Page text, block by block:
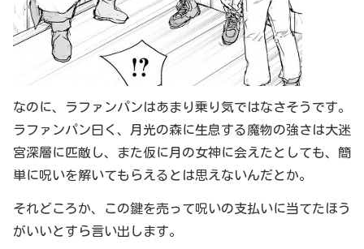
なのに、ラファンパンはあまり乗り気ではなさそうです。
ラファンパン曰く、月光の森に生息する魔物の強さは大迷
宮深層に匹敵し、また仮に月の女神に会えたとしても、簡
単に呪いを解いてもらえるとは思えないんだとか。
それどころか、この鍵を売って呪いの支払いに当てたほう
がいいとすら言い出します。